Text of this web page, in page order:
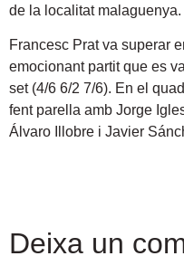
de la localitat malaguenya.
Francesc Prat va superar
emocionant partit que es
set (4/6 6/2 7/6). En el
fent parella amb Jorge
Álvaro Illobre i Javier
Deixa un